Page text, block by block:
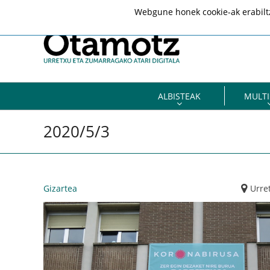
ALBISTEAK
2020/5/3
Gizartea
Webgune honek cookie-ak